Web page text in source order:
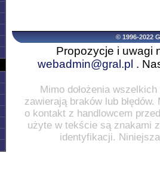
© 1996-2022
Propozycje i uwagi
webadmin@gral.pl .
Mimo dołożenia
zawierają braków lub
o kontakt z handlowcem
użyte w tekście są znakami
identyfikacji.